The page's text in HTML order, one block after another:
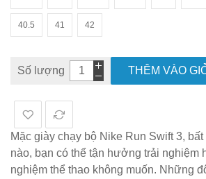
40.5 41 42
Số lượng THÊM VÀO
Mặc giày chạy bộ Nike Run Swift 3,
nào, bạn có thể tận hưởng trải nghiệm
nghiệm thể thao không muốn. Những